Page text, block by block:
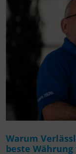
Warum
beste